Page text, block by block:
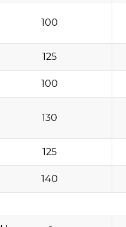
100
125
100
130
125
140